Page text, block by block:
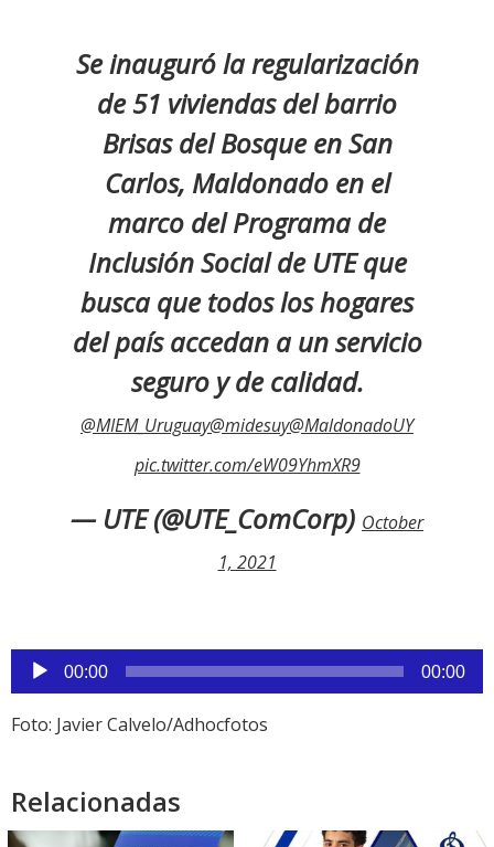
Se inauguró la regularización
de 51 viviendas del barrio
Brisas del Bosque en San
Carlos, Maldonado en el
marco del Programa de
Inclusión Social de UTE que
busca que todos los hogares
del país accedan a un servicio
seguro y de calidad.
@MIEM_Uruguay@midesuy@MaldonadoUY
pic.twitter.com/eW09YhmXR9
— UTE (@UTE_ComCorp) October
1, 2021
Reproductor
de
audio
00:00 00:00
Foto: Javier Calvelo/Adhocfotos
Relacionadas